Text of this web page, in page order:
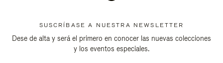
SUSCRÍBASE A NUESTRA NEWSLETTER
Dese de alta y será el primero en conocer las nuevas colecciones
y los eventos especiales.